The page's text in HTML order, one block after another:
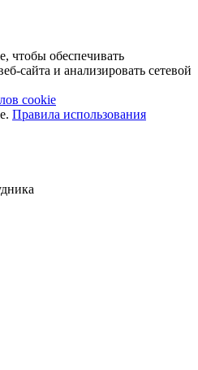
чтобы обеспечивать
сайта и анализировать сетевой
cookie
Правила использования